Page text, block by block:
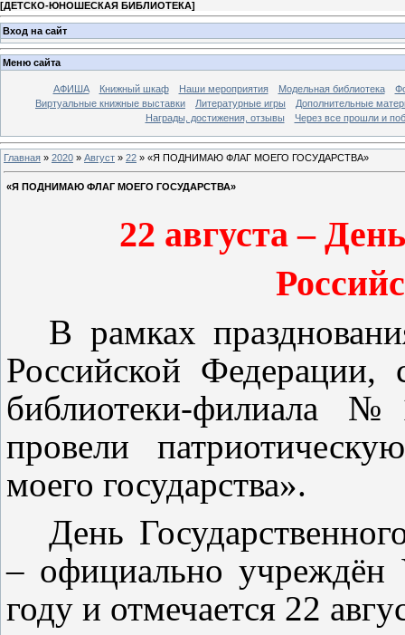
[ДЕТСКО-ЮНОШЕСКАЯ БИБЛИОТЕКА]
Вход на сайт
Меню сайта
АФИША Книжный шкаф Наши мероприятия Модельная библиотека
Виртуальные книжные выставки
Литературные игры
Дополнительные
Награды, достижения, отзывы
Через все прошли и
Главная » 2020 » Август » 22 » «Я ПОДНИМАЮ ФЛАГ МОЕГО ГОСУДАРСТВА»
«Я ПОДНИМАЮ ФЛАГ МОЕГО ГОСУДАРСТВА»
22 августа –
В рамках
Российской Федерации,
библиотеки-
провели
моего государства».
День
– официально
году и отмечается 22